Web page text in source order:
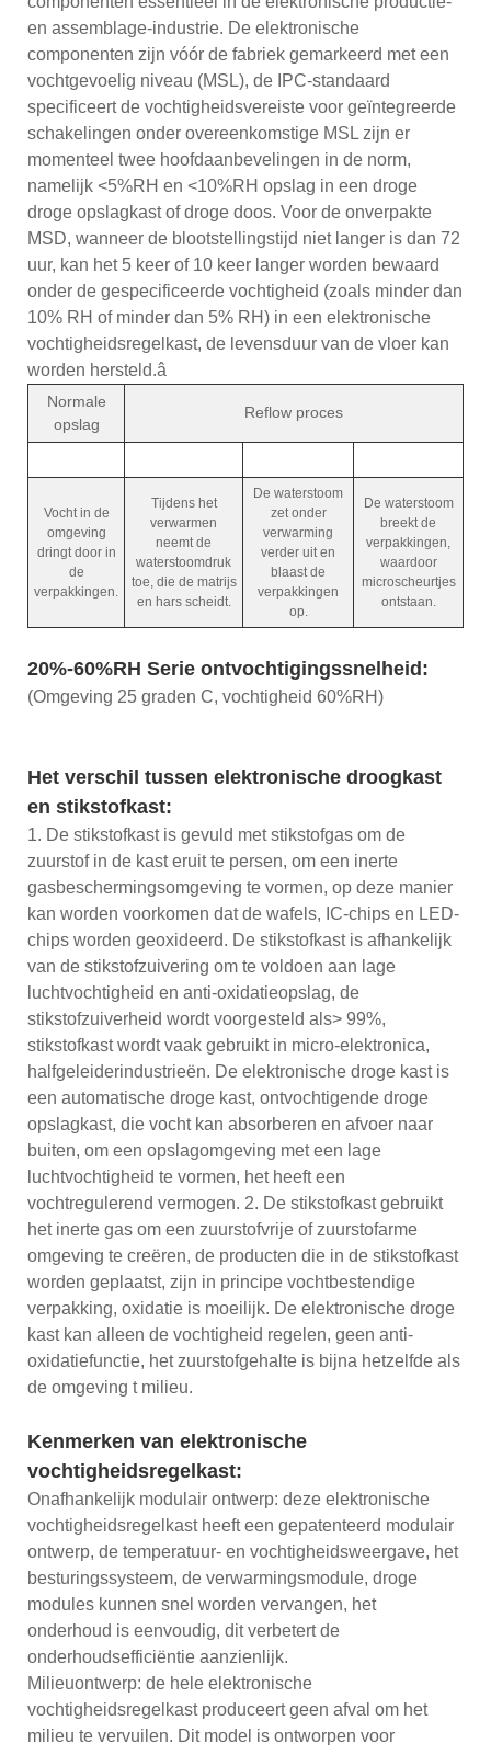
en assemblage-industrie. De elektronische
componenten zijn vóór de fabriek gemarkeerd met een
vochtgevoelig niveau (MSL), de IPC-standaard
specificeert de vochtigheidsvereiste voor geïntegreerde
schakelingen onder overeenkomstige MSL zijn er
momenteel twee hoofdaanbevelingen in de norm,
namelijk <5%RH en <10%RH opslag in een droge
droge opslagkast of droge doos. Voor de onverpakte
MSD, wanneer de blootstellingstijd niet langer is dan 72
uur, kan het 5 keer of 10 keer langer worden bewaard
onder de gespecificeerde vochtigheid (zoals minder dan
10% RH of minder dan 5% RH) in een elektronische
vochtigheidsregelkast, de levensduur van de vloer kan
worden hersteld.â
Normale
opslag
Reflow proces
Vocht in de
omgeving
dringt door in
de
verpakkingen.
Tijdens het
verwarmen
neemt de
waterstoomdruk
toe, die de matrijs
en hars scheidt.
De waterstoom
zet onder
verwarming
verder uit en
blaast de
verpakkingen
op.
De waterstoom
breekt de
verpakkingen,
waardoor
microscheurtjes
ontstaan.
20%-60%RH Serie ontvochtigingssnelheid:
(Omgeving 25 graden C, vochtigheid 60%RH)
Het verschil tussen elektronische droogkast
en stikstofkast:
1. De stikstofkast is gevuld met stikstofgas om de
zuurstof in de kast eruit te persen, om een ​​inerte
gasbeschermingsomgeving te vormen, op deze manier
kan worden voorkomen dat de wafels, IC-chips en LED-
chips worden geoxideerd. De stikstofkast is afhankelijk
van de stikstofzuivering om te voldoen aan lage
luchtvochtigheid en anti-oxidatieopslag, de
stikstofzuiverheid wordt voorgesteld als> 99%,
stikstofkast wordt vaak gebruikt in micro-elektronica,
halfgeleiderindustrieën. De elektronische droge kast is
een automatische droge kast, ontvochtigende droge
opslagkast, die vocht kan absorberen en afvoer naar
buiten, om een ​​opslagomgeving met een lage
luchtvochtigheid te vormen, het heeft een
vochtregulerend vermogen. 2. De stikstofkast gebruikt
het inerte gas om een ​​zuurstofvrije of zuurstofarme
omgeving te creëren, de producten die in de stikstofkast
worden geplaatst, zijn in principe vochtbestendige
verpakking, oxidatie is moeilijk. De elektronische droge
kast kan alleen de vochtigheid regelen, geen anti-
oxidatiefunctie, het zuurstofgehalte is bijna hetzelfde als
de omgeving t milieu.
Kenmerken van elektronische
vochtigheidsregelkast:
Onafhankelijk modulair ontwerp: deze elektronische
vochtigheidsregelkast heeft een gepatenteerd modulair
ontwerp, de temperatuur- en vochtigheidsweergave, het
besturingssysteem, de verwarmingsmodule, droge
modules kunnen snel worden vervangen, het
onderhoud is eenvoudig, dit verbetert de
onderhoudsefficiëntie aanzienlijk.
Milieuontwerp: de hele elektronische
vochtigheidsregelkast produceert geen afval om het
milieu te vervuilen. Dit model is ontworpen voor